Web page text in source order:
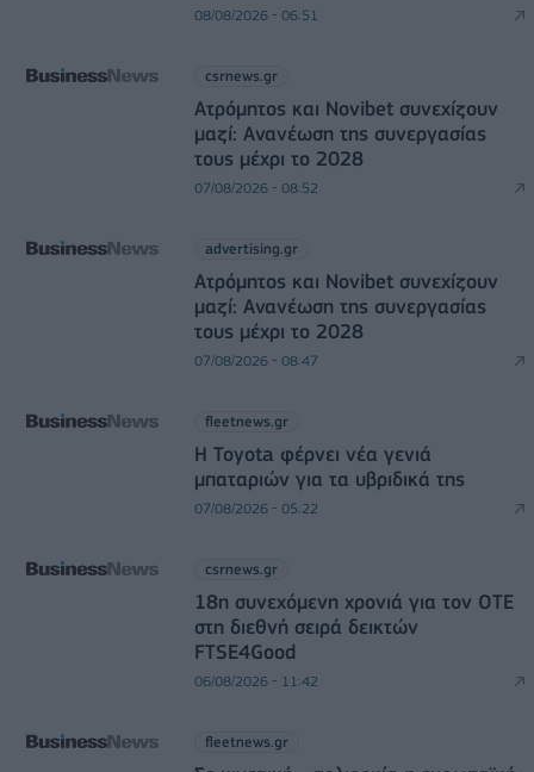
08/08/2026 - 06:51
csrnews.gr
Ατρόμητος και Novibet συνεχίζουν
μαζί: Ανανέωση της συνεργασίας
τους μέχρι το 2028
07/08/2026 - 08:52
advertising.gr
Ατρόμητος και Novibet συνεχίζουν
μαζί: Ανανέωση της συνεργασίας
τους μέχρι το 2028
07/08/2026 - 08:47
fleetnews.gr
Η Toyota φέρνει νέα γενιά
μπαταριών για τα υβριδικά της
07/08/2026 - 05:22
csrnews.gr
18η συνεχόμενη χρονιά για τον ΟΤΕ
στη διεθνή σειρά δεικτών
FTSE4Good
06/08/2026 - 11:42
fleetnews.gr